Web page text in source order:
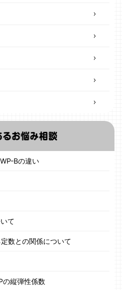
Bの違い
て
数との関係について
縦弾性係数